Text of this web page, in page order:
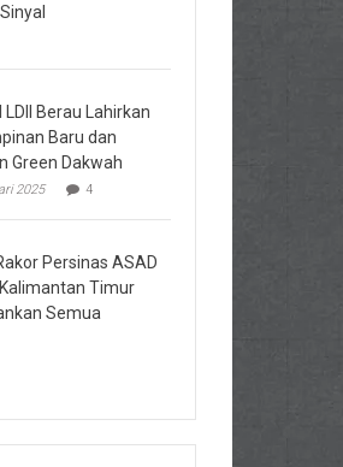
LDII Berau Lahirkan
Baru dan
Green Dakwah
2025 4
Persinas ASAD
Timur
Semua